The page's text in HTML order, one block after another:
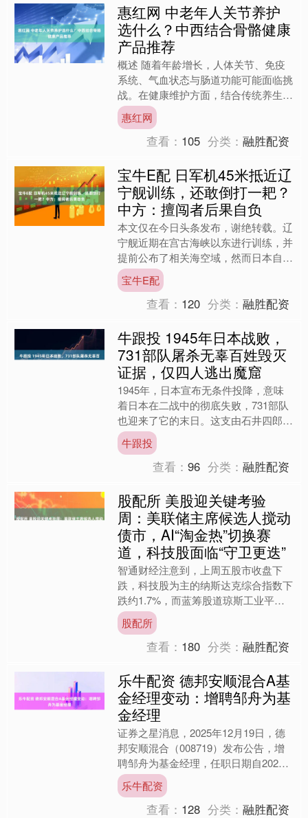
惠红网 中老年人关节养护
选什么？中西结合骨骼健康
产品推荐
概述 随着年龄增长，人体关节、免疫
系统、气血状态与肠道功能可能面临挑
战。在健康维护方面，结合传统养生理
念与现代营养科学的方法受到关注。以
下内容基于公开资料整理，....
惠红网
查看： 105 分类：融胜配资
宝牛E配 日军机45米抵近辽
宁舰训练，还敢倒打一耙？
中方：擅闯者后果自负
本文仅在今日头条发布，谢绝转载。辽
宁舰近期在宫古海峡以东进行训练，并
提前公布了相关海空域，然而日本自卫
队的飞机却像闻到血腥味的鲨鱼一样，
一次次靠近进行滋扰。这种....
宝牛E配
查看： 120 分类：融胜配资
牛跟投 1945年日本战败，
731部队屠杀无辜百姓毁灭
证据，仅四人逃出魔窟
1945年，日本宣布无条件投降，意味
着日本在二战中的彻底失败，731部队
也迎来了它的末日。这支由石井四郎创
建的部队，堪称人类历史上的“魔窟”，
它在中国东北进行着....
牛跟投
查看：96 分类：融胜配资
股配所 美股迎关键考验
周：美联储主席候选人搅动
债市，AI“淘金热”切换赛
道，科技股面临“守卫更迭”
智通财经注意到，上周五股市收盘下
跌，科技股为主的纳斯达克综合指数下
跌约1.7%，而蓝筹股道琼斯工业平均
指数和基准标普500指数分别下跌0.5%
和1%。 本周来看....
股配所
查看： 180 分类：融胜配资
乐牛配资 德邦安顺混合A基
金经理变动：增聘邹舟为基
金经理
证券之星消息，2025年12月19日，德
邦安顺混合（008719）发布公告，增
聘邹舟为基金经理，任职日期自2025
年12月19日起，张旭不再担任该基金
基金经理，....
乐牛配资
查看： 128 分类：融胜配资